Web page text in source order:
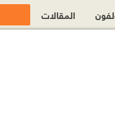
المقالات